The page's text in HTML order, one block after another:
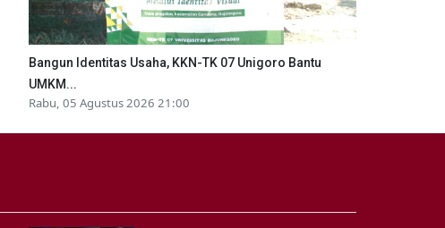
Bangun Identitas Usaha, KKN-TK 07 Unigoro Bantu
UMKM...
Rabu, 05 Agustus 2026 21:00